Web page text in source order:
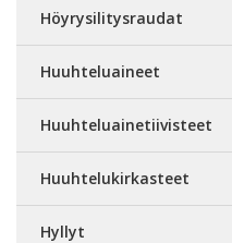
Höyrysilitysraudat
Huuhteluaineet
Huuhteluainetiivisteet
Huuhtelukirkasteet
Hyllyt